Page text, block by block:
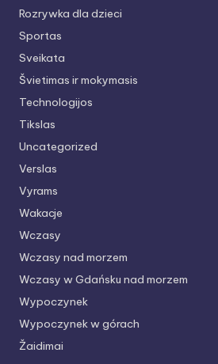
Rozrywka dla dzieci
Sportas
Sveikata
Švietimas ir mokymasis
Technologijos
Tikslas
Uncategorized
Verslas
Vyrams
Wakacje
Wczasy
Wczasy nad morzem
Wczasy w Gdańsku nad morzem
Wypoczynek
Wypoczynek w górach
Žaidimai